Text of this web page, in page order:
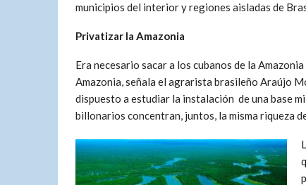
municipios del interior y regiones aisladas de
Privatizar la Amazonia
Era necesario sacar a los cubanos de la
Amazonia, señala el agrarista brasileño Araújo
dispuesto a estudiar la instalación de una base
billonarios concentran, juntos, la misma riqueza